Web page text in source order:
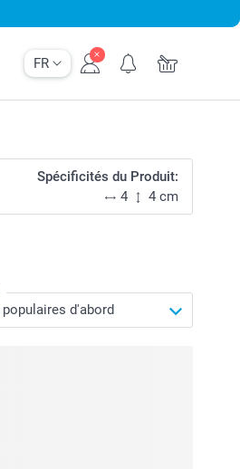
FR
Spécificités du Produit:
4
4 cm